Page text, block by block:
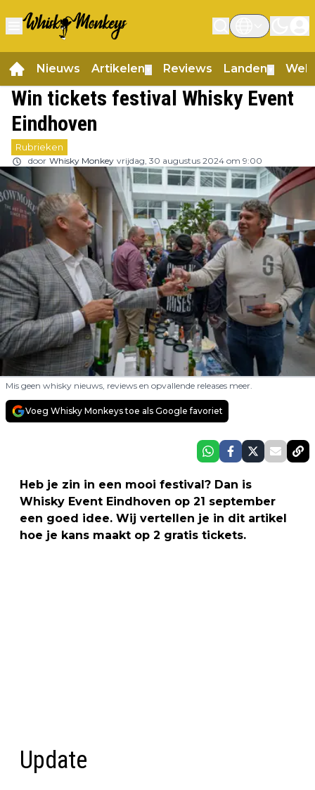
Nieuws Artikelen Reviews Landen
Win tickets festival Whisky Event
Eindhoven
Rubrieken
door Whisky Monkey vrijdag, 30 augustus 2024 om 9:00
Mis geen whisky nieuws, reviews en opvallende releases meer.
Voeg Whisky Monkeys toe als Google favoriet
Heb je zin in een mooi festival? Dan is
Whisky Event Eindhoven op 21 september
een goed idee. Wij vertellen je in dit artikel
hoe je kans maakt op 2 gratis tickets.
Update